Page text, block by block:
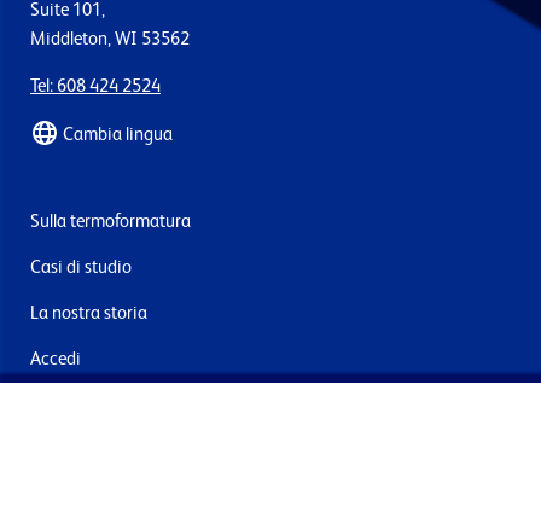
Suite 101,
Middleton, WI 53562
Tel: 608 424 2524
Cambia lingua
Sulla termoformatura
Casi di studio
La nostra storia
Accedi